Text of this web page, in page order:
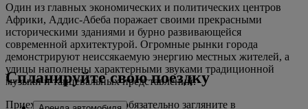
Один из главных экономических и политических центров
Африки, Аддис-Абеба поражает своими прекрасными
историческими зданиями и бурно развивающейся
современной архитектурой. Огромные рынки города
демонстрируют неиссякаемую энергию местных жителей, а
улицы наполнены характерными звуками традиционной
музыки и танцевальных представлений.
Приехав в Аддис-Абебу, обязательно загляните в
Спланируйте свою поездку